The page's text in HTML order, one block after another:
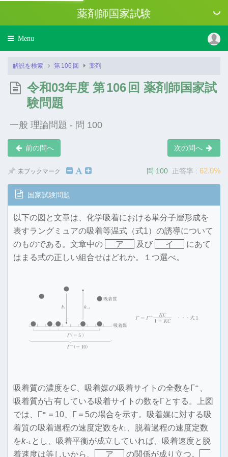
薬剤師国家試験
Toggle
Menu
解説を検索 第 106 回 薬剤
令和03年度 第106 回 薬剤師国家試
験問題
一般 理論問題 - 問 100
前の問へ 次の問へ
未ブックマーク 問 100 正答率 : 62.0%
国家試験問題
以下の図と文章は、化学吸着における単分子層形成を
表すラングミュアの吸着等温式（式1）の誘導について
のものである。文章中の
ア 及び イ
にあて
はまる式の正しい組合せはどれか。１つ選べ。
吸着質の濃度をC 、吸着媒の吸着サイトの全数をΓ∞
吸着質が占有している吸着サイトの数をΓとする。上図
では、Γ∞
＝10、Γ＝5の場合を示す。吸着媒に対する吸
着質の吸着過程の速度定数をk1
、脱着過程の速度定数
をk−1 とし、吸着平衡が成立していれば、吸着速度と脱
着速度は等しいから、
ア の関係が成り立つ。